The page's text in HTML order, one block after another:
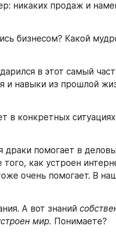
никаких продаж и
бизнесом? Какой
в этот самый
и навыки из прошлой
в конкретных
драки помогает в
как устроен
очень помогает. В
А вот знаний
мир. Понимаете?